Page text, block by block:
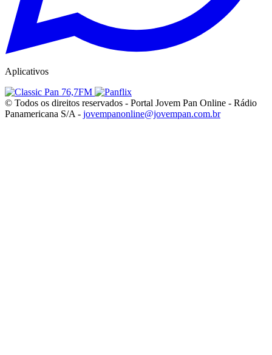
Aplicativos
© Todos os direitos reservados - Portal Jovem Pan Online - Rádio
Panamericana S/A - jovempanonline@jovempan.com.br